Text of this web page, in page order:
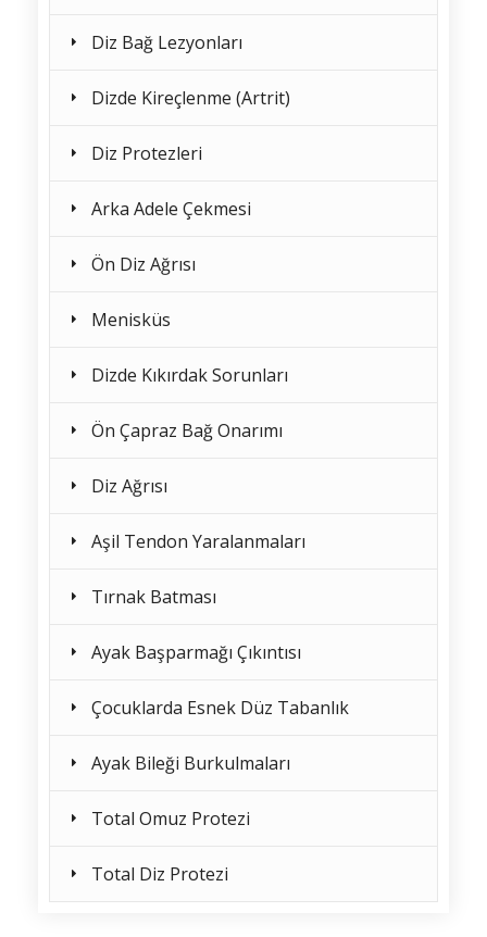
Diz Bağ Lezyonları
Dizde Kireçlenme (Artrit)
Diz Protezleri
Arka Adele Çekmesi
Ön Diz Ağrısı
Menisküs
Dizde Kıkırdak Sorunları
Ön Çapraz Bağ Onarımı
Diz Ağrısı
Aşil Tendon Yaralanmaları
Tırnak Batması
Ayak Başparmağı Çıkıntısı
Çocuklarda Esnek Düz Tabanlık
Ayak Bileği Burkulmaları
Total Omuz Protezi
Total Diz Protezi